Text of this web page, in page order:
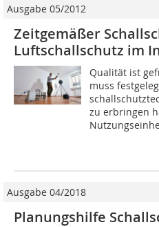
Ausgabe 05/2012
Zeitgemäßer
Luftschallschutz im
Qualität ist
muss
zu erbringen
Ausgabe 04/2018
Planungshilfe